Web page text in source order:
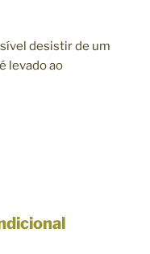
desistir de um
levado ao